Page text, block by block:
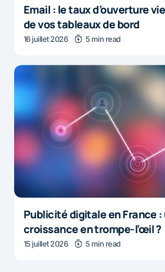
Email : le taux d’ouverture
de vos tableaux de bord
16 juillet 2026 5 min read
Publicité digitale en France :
croissance en trompe-l’œil ?
15 juillet 2026 5 min read